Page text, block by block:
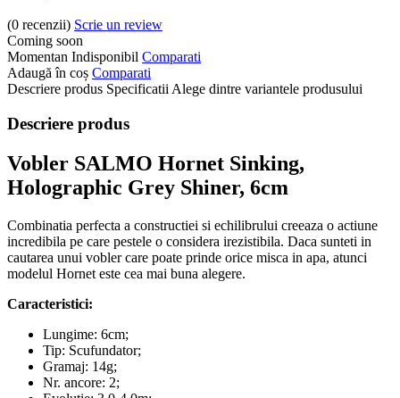
(0 recenzii) Scrie un review
Coming soon
Momentan Indisponibil Comparati
Adaugă în coș Comparati
Descriere produs Specificatii Alege dintre variantele produsului
Descriere produs
Vobler SALMO Hornet Sinking,
Holographic Grey Shiner, 6cm
Combinatia perfecta a constructiei si echilibrului creeaza o actiune
incredibila pe care pestele o considera irezistibila. Daca sunteti in
cautarea unui vobler care poate prinde orice misca in apa, atunci
modelul Hornet este cea mai buna alegere.
Caracteristici:
Lungime: 6cm;
Tip: Scufundator;
Gramaj: 14g;
Nr. ancore: 2;